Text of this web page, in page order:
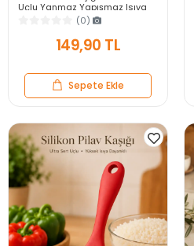
Uçlu Yanmaz Yapışmaz Isıya
Dayanıklı Gri Servis Yemek
(0)
149,90 TL
Sepete Ekle